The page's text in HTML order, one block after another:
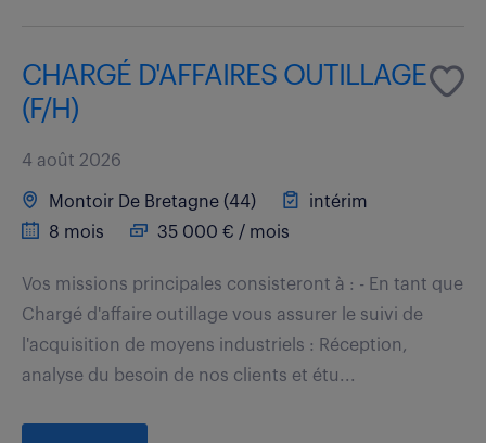
CHARGÉ D'AFFAIRES OUTILLAGE
(F/H)
4 août 2026
Montoir De Bretagne (44)
intérim
8 mois
35 000 € / mois
Vos missions principales consisteront à : - En tant que
Chargé d'affaire outillage vous assurer le suivi de
l'acquisition de moyens industriels : Réception,
analyse du besoin de nos clients et étu...